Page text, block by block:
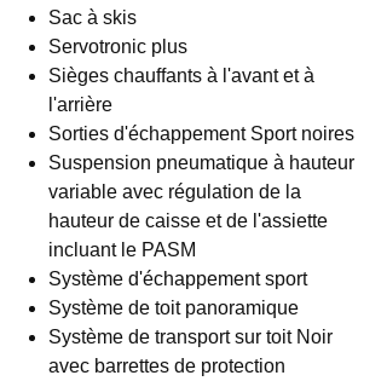
Sac à skis
Servotronic plus
Sièges chauffants à l'avant et à
l'arrière
Sorties d'échappement Sport noires
Suspension pneumatique à hauteur
variable avec régulation de la
hauteur de caisse et de l'assiette
incluant le PASM
Système d'échappement sport
Système de toit panoramique
Système de transport sur toit Noir
avec barrettes de protection